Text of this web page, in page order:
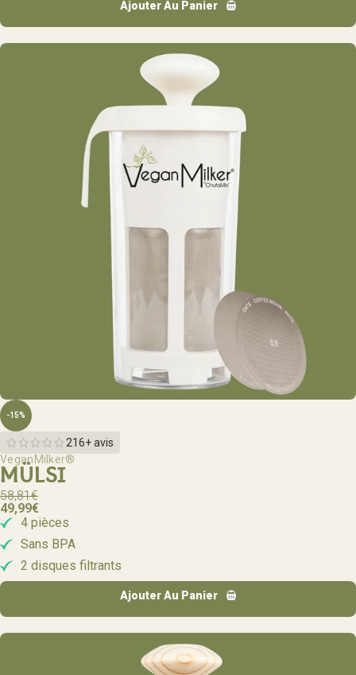
Ajouter Au Panier
-15%
216+ avis
VeganMilker®
MÜLSI
58,81€
49,99€
4 pièces
Sans BPA
2 disques filtrants
Ajouter Au Panier